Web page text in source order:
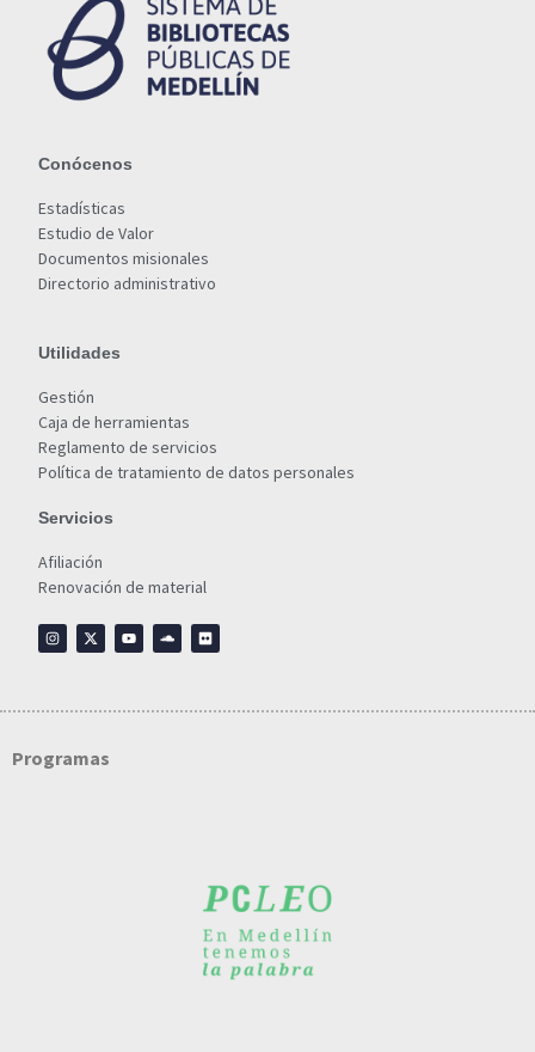
Conócenos
Estadísticas
Estudio de Valor
Documentos misionales
Directorio administrativo
Utilidades
Gestión
Caja de herramientas
Reglamento de servicios
Política de tratamiento de datos personales
Servicios
Afiliación
Renovación de material
Programas